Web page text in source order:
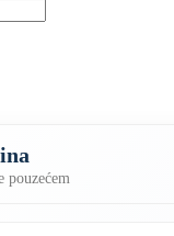
pouzećem